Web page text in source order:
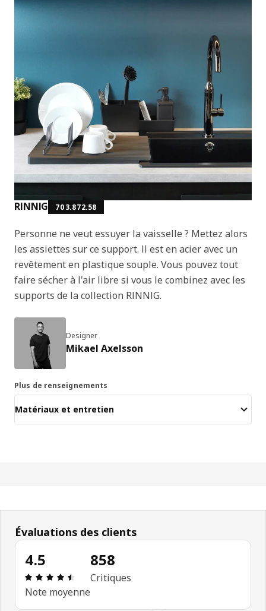
RINNIG 703.872.58
Personne ne veut essuyer la vaisselle ? Mettez alors
les assiettes sur ce support. Il est en acier avec un
revêtement en plastique souple. Vous pouvez tout
faire sécher à l'air libre si vous le combinez avec les
supports de la collection RINNIG.
Designer
Mikael Axelsson
Plus de renseignements
Matériaux et entretien
Évaluations des clients
4.5
Avis: 4.5 sur 5 étoiles. Nombre total d'avis: 858
Note moyenne
858
Critiques